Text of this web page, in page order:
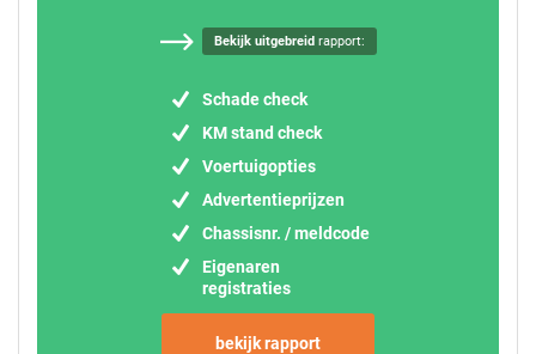
Bekijk uitgebreidrapport:
Schade check
KM stand check
Voertuigopties
Advertentieprijzen
Chassisnr. / meldcode
Eigenaren
registraties
bekijk rapport